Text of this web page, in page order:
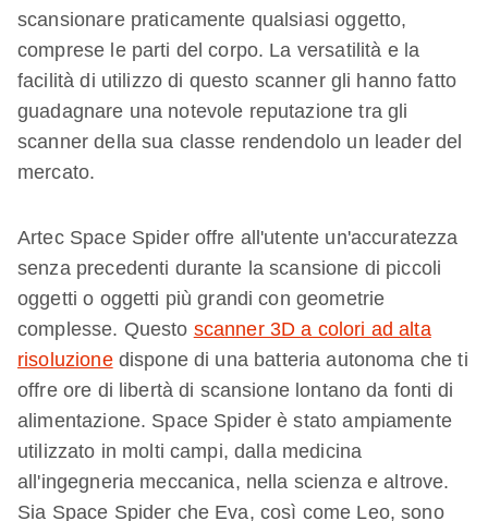
scansionare praticamente qualsiasi oggetto,
comprese le parti del corpo. La versatilità e la
facilità di utilizzo di questo scanner gli hanno fatto
guadagnare una notevole reputazione tra gli
scanner della sua classe rendendolo un leader del
mercato.
Artec Space Spider offre all'utente un'accuratezza
senza precedenti durante la scansione di piccoli
oggetti o oggetti più grandi con geometrie
complesse. Questo scanner 3D a colori ad alta
risoluzionedispone di una batteria autonoma che ti
offre ore di libertà di scansione lontano da fonti di
alimentazione. Space Spider è stato ampiamente
utilizzato in molti campi, dalla medicina
all'ingegneria meccanica, nella scienza e altrove.
Sia Space Spider che Eva, così come Leo, sono